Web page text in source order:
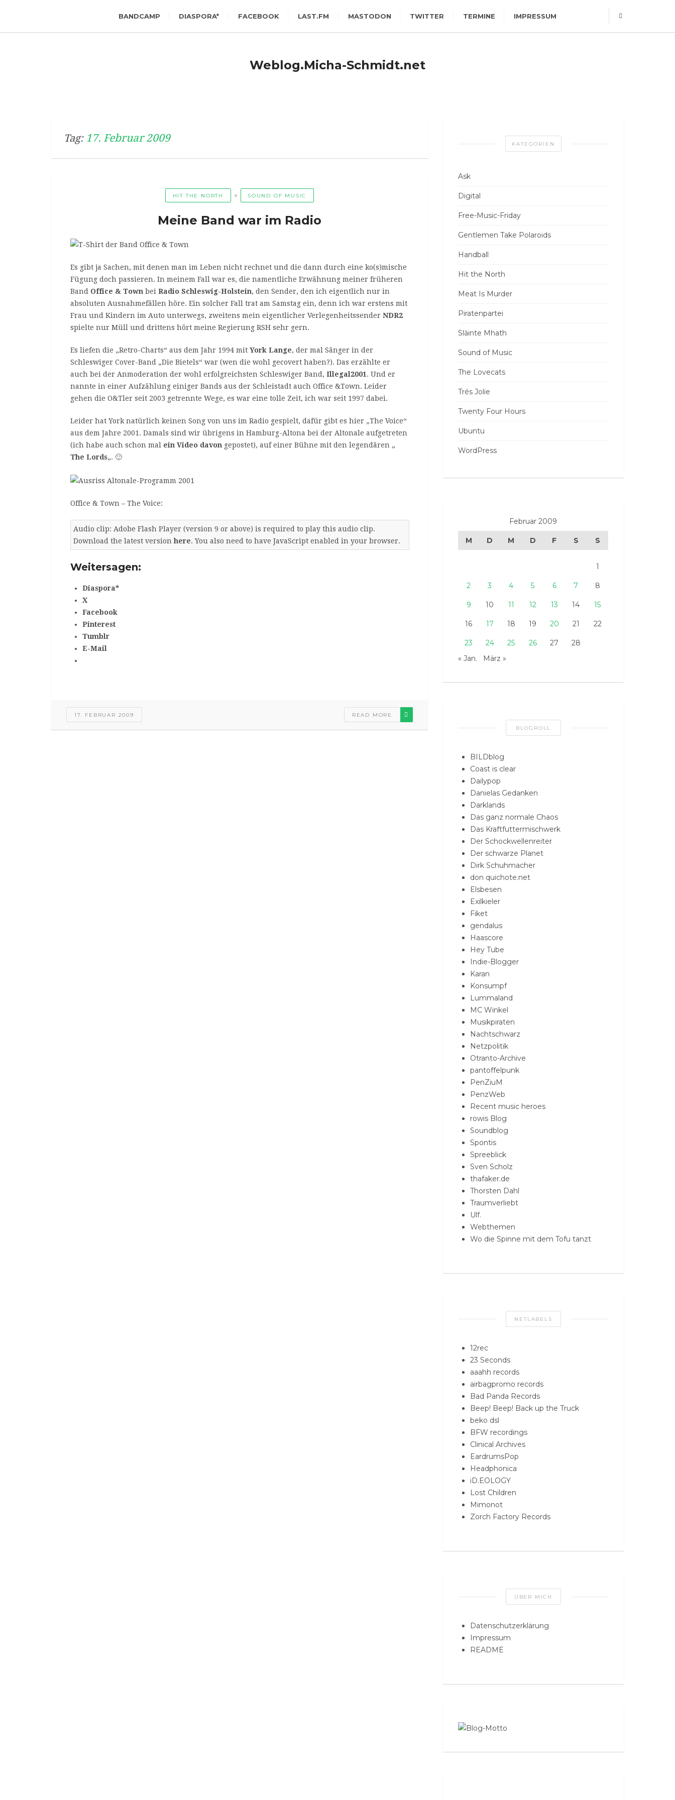
BANDCAMP DIASPORA* FACEBOOK LAST.FM MASTODON TWITTER TERMINE IMPRESSUM
Weblog.Micha-Schmidt.net
Tag: 17. Februar 2009
HIT THE NORTH SOUND OF MUSIC
Meine Band war im Radio
Es gibt ja Sachen, mit denen man im Leben nicht rechnet und die dann durch eine ko(s)mische
Fügung doch passieren. In meinem Fall war es, die namentliche Erwähnung meiner früheren
Band Office & Townbei Radio Schleswig-Holstein, den Sender, den ich eigentlich nur in
absoluten Ausnahmefällen höre. Ein solcher Fall trat am Samstag ein, denn ich war erstens mit
Frau und Kindern im Auto unterwegs, zweitens mein eigentlicher Verlegenheitssender NDR2
spielte nur Müll und drittens hört meine Regierung RSH sehr gern.
Es liefen die „Retro-Charts“ aus dem Jahr 1994 mit York Lange, der mal Sänger in der
Schleswiger Cover-Band „Die Bietels“ war (wen die wohl gecovert haben?). Das erzählte er
auch bei der Anmoderation der wohl erfolgreichsten Schleswiger Band, Illegal2001. Und er
nannte in einer Aufzählung einiger Bands aus der Schleistadt auch Office &Town. Leider
gehen die O&Tler seit 2003 getrennte Wege, es war eine tolle Zeit, ich war seit 1997 dabei.
Leider hat York natürlich keinen Song von uns im Radio gespielt, dafür gibt es hier „The Voice“
aus dem Jahre 2001. Damals sind wir übrigens in Hamburg-Altona bei der Altonale aufgetreten
(ich habe auch schon mal ein Video davongepostet), auf einer Bühne mit den legendären „
The Lords„. 🙂
Office & Town – The Voice:
Audio clip: Adobe Flash Player (version 9 or above) is required to play this audio clip.
Download the latest versionhere. You also need to have JavaScript enabled in your browser.
Weitersagen:
Diaspora*
X
Facebook
Pinterest
Tumblr
E-Mail
17. FEBRUAR 2009 READ MORE
KATEGORIEN
Ask
Digital
Free-Music-Friday
Gentlemen Take Polaroids
Handball
Hit the North
Meat Is Murder
Piratenpartei
Slàinte Mhath
Sound of Music
The Lovecats
Trés Jolie
Twenty Four Hours
Ubuntu
WordPress
Februar 2009
M D M D F S S
1
2 3 4 5 6 7 8
9 10 11 12 13 14 15
16 17 18 19 20 21 22
23 24 25 26 27
28
« Jan.
März »
BLOGROLL
BILDblog
Coast is clear
Dailypop
Danielas Gedanken
Darklands
Das ganz normale Chaos
Das Kraftfuttermischwerk
Der Schockwellenreiter
Der schwarze Planet
Dirk Schuhmacher
don quichote.net
Elsbesen
Exilkieler
Fiket
gendalus
Haascore
Hey Tube
Indie-Blogger
Karan
Konsumpf
Lummaland
MC Winkel
Musikpiraten
Nachtschwarz
Netzpolitik
Otranto-Archive
pantoffelpunk
PenZiuM
PenzWeb
Recent music heroes
rowis Blog
Soundblog
Spontis
Spreeblick
Sven Scholz
thafaker.de
Thorsten Dahl
Traumverliebt
Ulf.
Webthemen
Wo die Spinne mit dem Tofu tanzt
NETLABELS
12rec
23 Seconds
aaahh records
airbagpromo records
Bad Panda Records
Beep! Beep! Back up the Truck
beko dsl
BFW recordings
Clinical Archives
EardrumsPop
Headphonica
iD.EOLOGY
Lost Children
Mimonot
Zorch Factory Records
ÜBER MICH
Datenschutzerklärung
Impressum
README